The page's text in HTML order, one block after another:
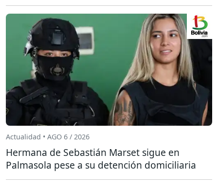
Actualidad • AGO 6 / 2026
Hermana de Sebastián Marset sigue en
Palmasola pese a su detención domiciliaria